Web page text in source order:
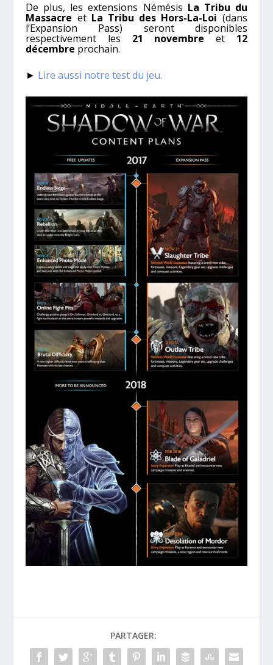
De plus, les extensions Némésis La Tribu du
Massacre et La Tribu des Hors-La-Loi (dans
l’Expansion Pass) seront disponibles
respectivement les 21 novembre et 12
décembre prochain.
► Lire aussi notre test du jeu.
PARTAGER: